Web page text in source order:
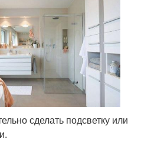
сделать подсветку или